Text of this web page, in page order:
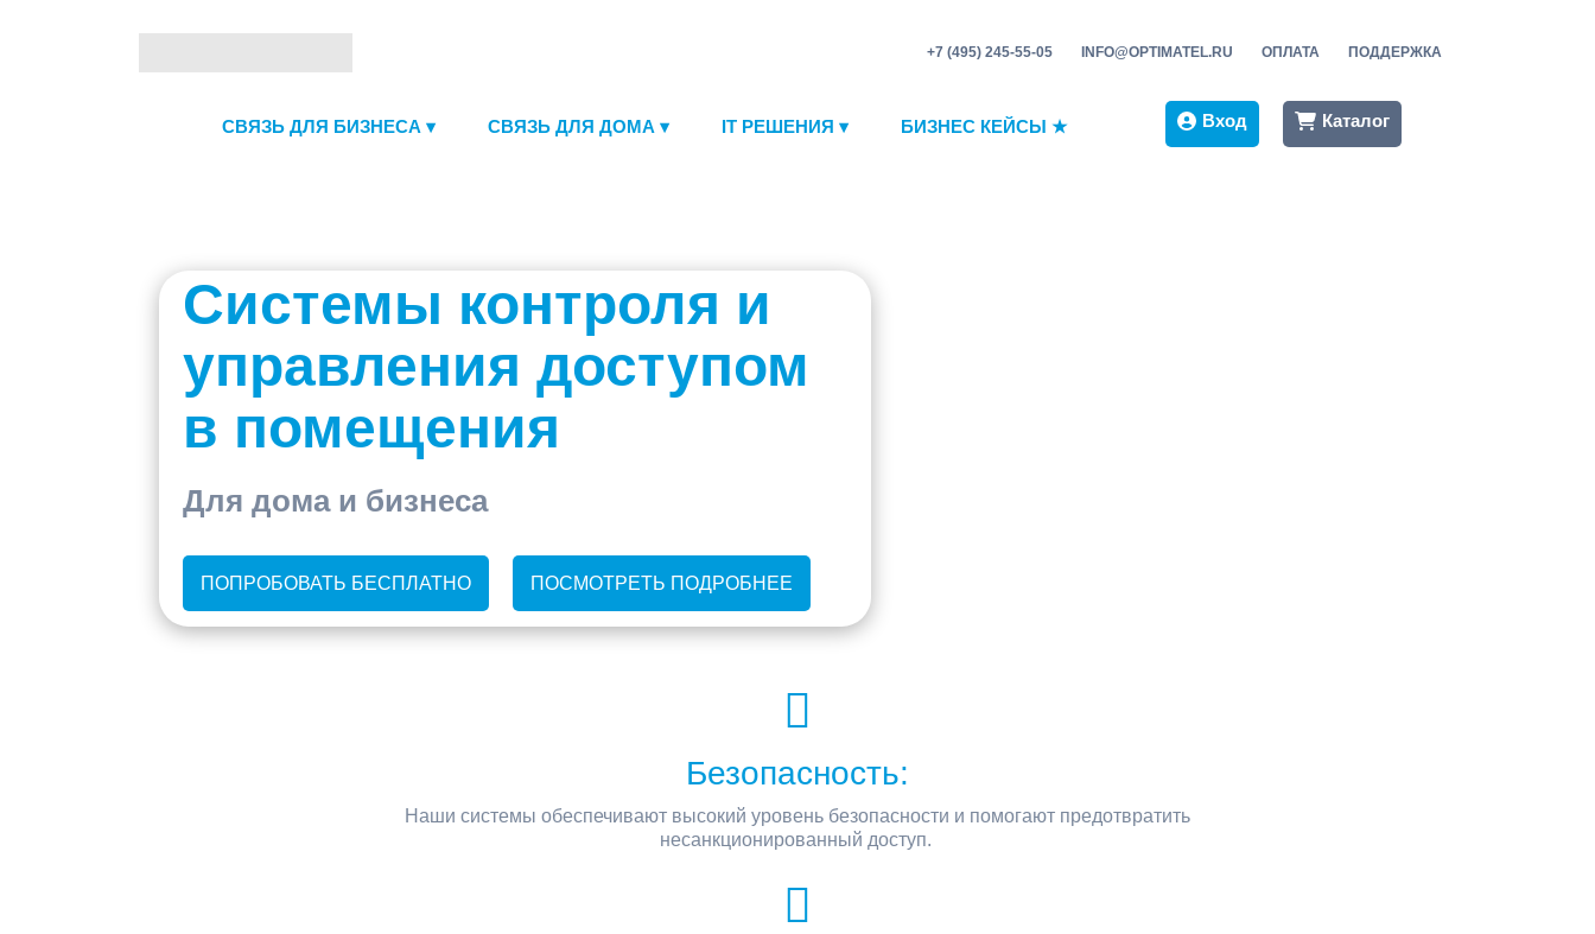
+7 (495) 245-55-05 INFO@OPTIMATEL.RU ОПЛАТА ПОДДЕРЖКА
СВЯЗЬ ДЛЯ БИЗНЕСА ▾ СВЯЗЬ ДЛЯ ДОМА ▾ IT РЕШЕНИЯ ▾ БИЗНЕС КЕЙСЫ ★ Вход Каталог
Системы контроля и
управления доступом
в помещения
Для дома и бизнеса
ПОПРОБОВАТЬ БЕСПЛАТНО ПОСМОТРЕТЬ ПОДРОБНЕЕ
Безопасность:
Наши системы обеспечивают высокий уровень безопасности и помогают предотвратить
несанкционированный доступ.